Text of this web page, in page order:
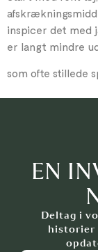
inspicer det med
er langt mindre
som ofte stillede
EN
Deltag i
historier